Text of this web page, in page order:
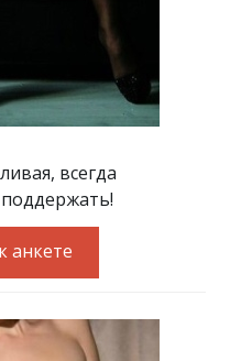
всегда
анкете